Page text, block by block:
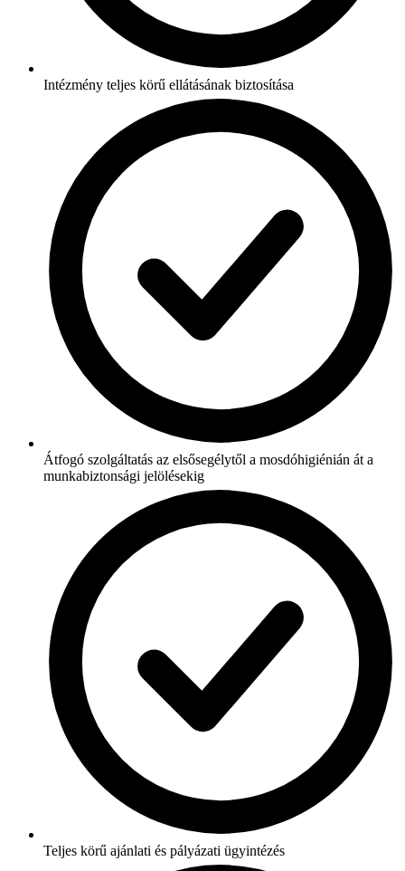
Intézmény teljes körű ellátásának biztosítása
Átfogó szolgáltatás az elsősegélytől a mosdóhigiénián át a
munkabiztonsági jelölésekig
Teljes körű ajánlati és pályázati ügyintézés